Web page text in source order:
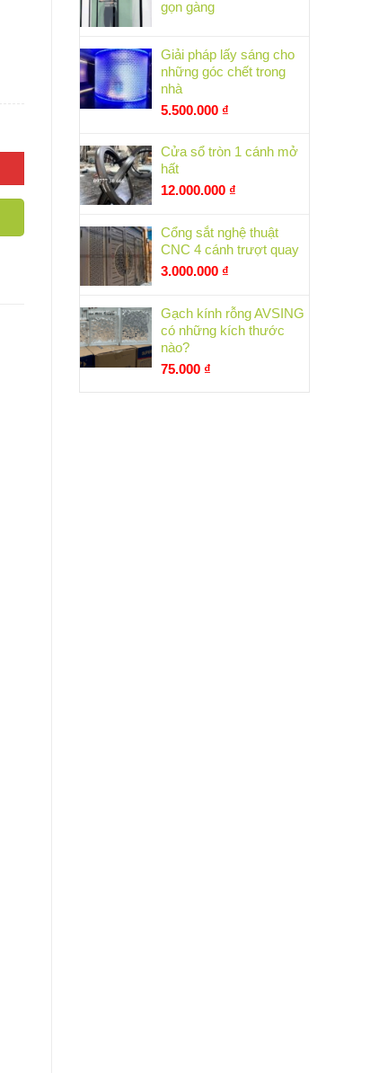
gọn gàng
Giải pháp lấy sáng cho
những góc chết trong
nhà
5.500.000 ₫
Cửa sổ tròn 1 cánh mở
hất
12.000.000 ₫
Cổng sắt nghệ thuật
CNC 4 cánh trượt quay
3.000.000 ₫
Gạch kính rỗng AVSING
có những kích thước
nào?
75.000 ₫